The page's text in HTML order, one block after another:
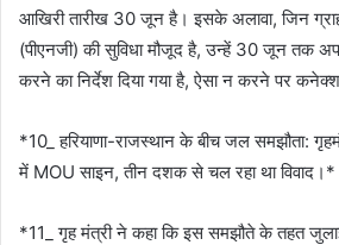
आखिरी तारीख 30 जून है। इसके अलावा, जिन
(पीएनजी) की सुविधा मौजूद है, उन्हें 30 जून तक
करने का निर्देश दिया गया है, ऐसा न करने पर
*10_ हरियाणा-राजस्थान के बीच जल समझौता:
में MOU साइन, तीन दशक से चल रहा था विवाद।*
*11_ गृह मंत्री ने कहा कि इस समझौते के तहत